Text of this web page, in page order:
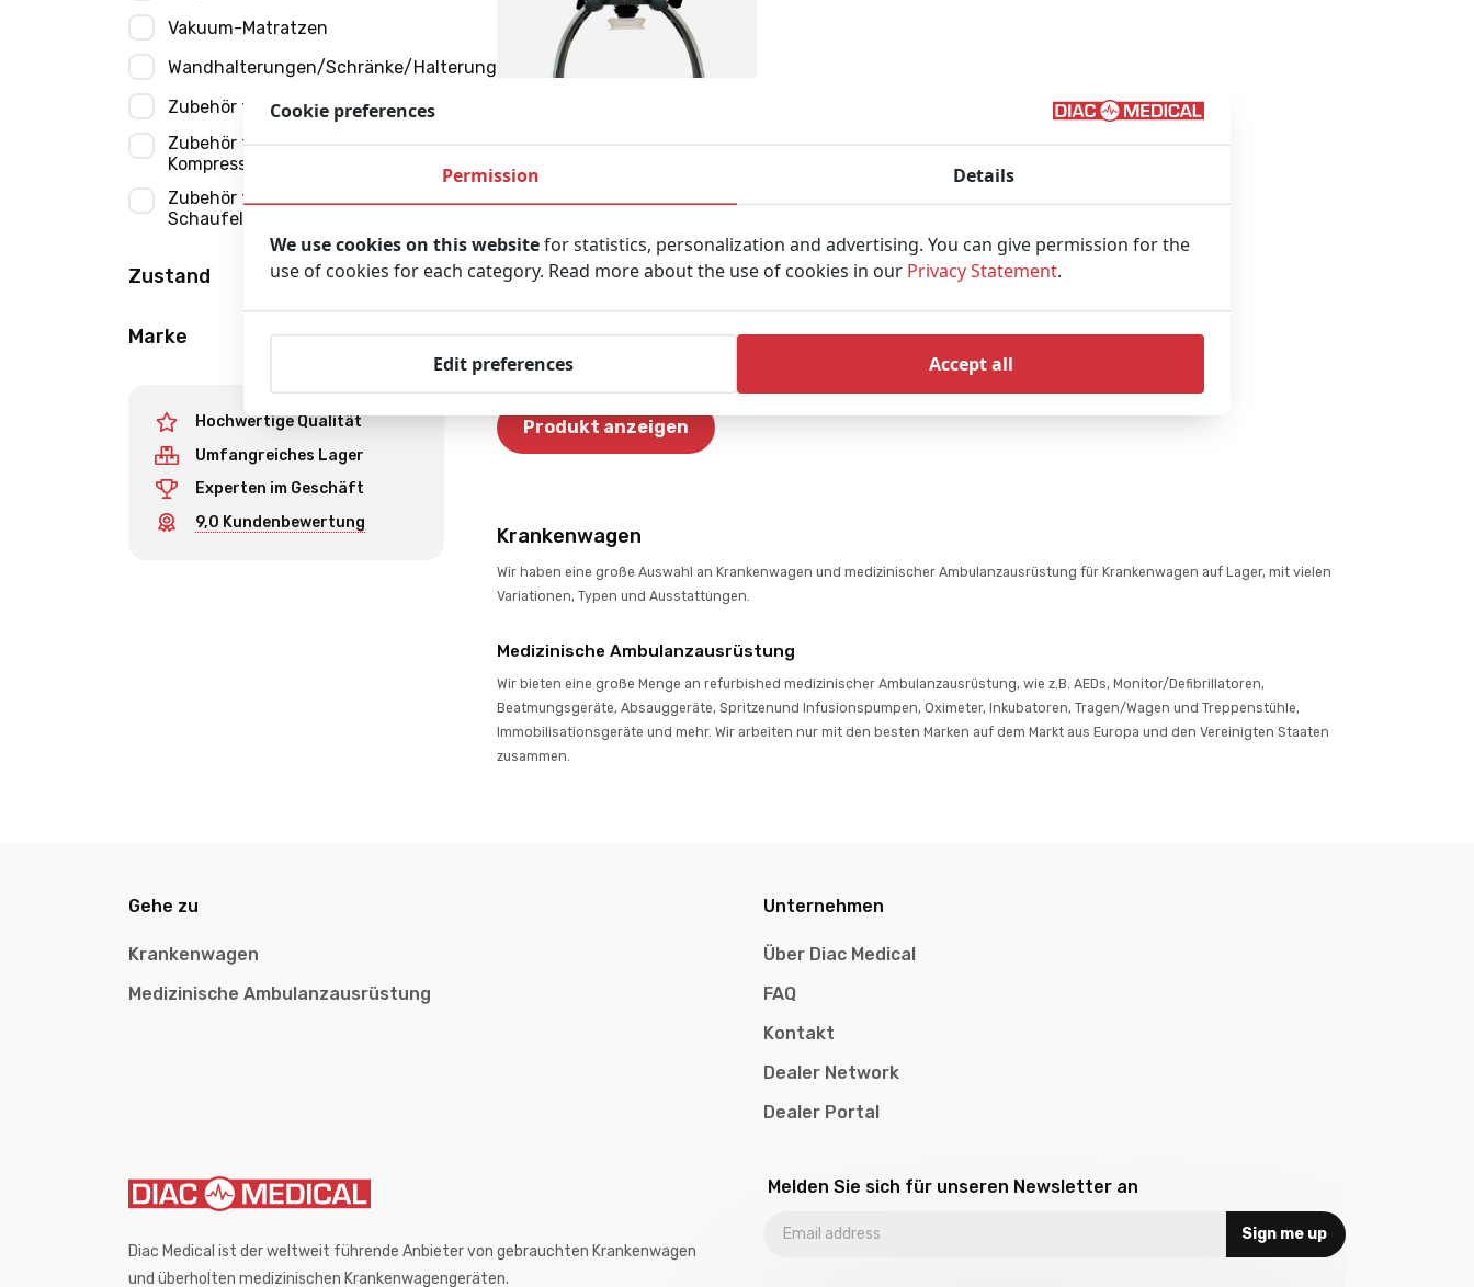
Vakuum-Matratzen
Wandhalterungen/Schränke/Halterungen
Zubehör für Absauggeräte
Zubehör für Brustkorb-
Kompressionssysteme
Zubehör für Rückenbretter und
Schaufeltragen
Zustand
Marke
Hochwertige Qualität
Umfangreiches Lager
Experten im Geschäft
9,0 Kundenbewertung
LUCAS 2
Brustkompressionssystem
Dieses Gerät stellt sicher, dass der
Patient eine ununterbrochene
Tragetasche und Riemen.
Produkt anzeigen
Krankenwagen
Wir haben eine große Auswahl an Krankenwagen und medizinischer Ambulanzausrüstung für Krankenwagen auf Lager, mit vielen
Variationen, Typen und Ausstattungen.
Medizinische Ambulanzausrüstung
Wir bieten eine große Menge an refurbished medizinischer Ambulanzausrüstung, wie z.B. AEDs, Monitor/Defibrillatoren,
Beatmungsgeräte, Absauggeräte, Spritzenund Infusionspumpen, Oximeter, Inkubatoren, Tragen/Wagen und Treppenstühle,
Immobilisationsgeräte und mehr. Wir arbeiten nur mit den besten Marken auf dem Markt aus Europa und den Vereinigten Staaten
zusammen.
Diac Medical ist der weltweit führende Anbieter von gebrauchten Krankenwagen
und überholten medizinischen Krankenwagengeräten.
Gehe zu
Krankenwagen
Medizinische Ambulanzausrüstung
Unternehmen
Über Diac Medical
FAQ
Kontakt
Dealer Network
Dealer Portal
Melden Sie sich für unseren Newsletter an
Sign me up
Cookie preferences
Permission Details
We use cookies on this websitefor statistics, personalization and advertising. You can give permission for the
use of cookies for each category. Read more about the use of cookies in our Privacy Statement.
Edit preferences Accept all